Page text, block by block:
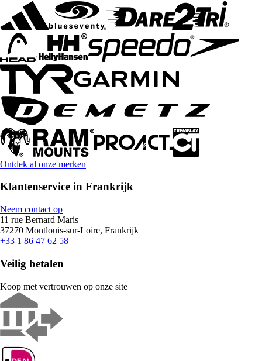
Ontdek al onze merken
Klantenservice in Frankrijk
Neem contact op
11 rue Bernard Maris
37270 Montlouis-sur-Loire, Frankrijk
+33 1 86 47 62 58
Veilig betalen
Koop met vertrouwen op onze site